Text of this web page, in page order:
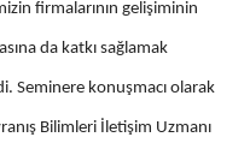
Erzincan
Erzurum
firmalarının gelişiminin
da katkı sağlamak
Seminere konuşmacı olarak
Bilimleri İletişim Uzmanı